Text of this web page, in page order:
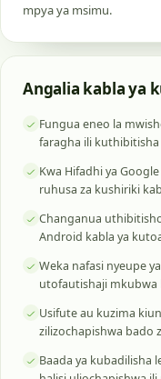
mpya ya msimu.
Angalia kabla ya
Fungua eneo la
faragha ili
Kwa Hifadhi ya
ruhusa za kushiriki
Changanua
Android kabla ya
Weka nafasi nyeupe
utofautishaji mkubwa
Usifute au kuzima
zilizochapishwa bado
Baada ya kubadilisha